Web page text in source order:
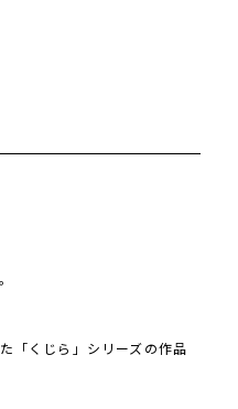
「くじら」シリーズの作品